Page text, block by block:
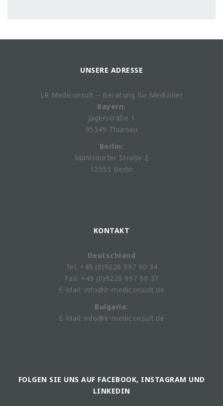
UNSERE ADRESSE
LR Mediconsult – Beratung für Mediziner
Bayern:
Jägerstraße 1
95349 Thurnau
Berlin:
Mahlsdorfer Straße 2
12555 Berlin
KONTAKT
Deutschland
Tel: +49 (0)9228 997 90 34
Fax: +49 (0)9228 997 90 37
E-Mail: info@lr-mediconsult.de
Bulgaria:
E-Mail: info@lr-mediconsult.de
FOLGEN SIE UNS AUF FACEBOOK, INSTAGRAM UND
LINKEDIN